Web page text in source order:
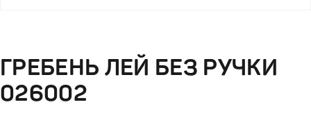
ГРЕБЕНЬ ЛЕЙ БЕЗ РУЧКИ
026002